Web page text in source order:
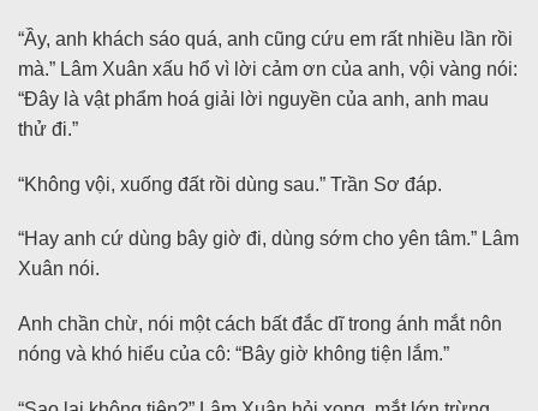
“Ầy, anh khách sáo quá, anh cũng cứu em rất nhiều lần rồi
mà.” Lâm Xuân xấu hổ vì lời cảm ơn của anh, vội vàng nói:
“Đây là vật phẩm hoá giải lời nguyền của anh, anh mau
thử đi.”
“Không vội, xuống đất rồi dùng sau.” Trần Sơ đáp.
“Hay anh cứ dùng bây giờ đi, dùng sớm cho yên tâm.” Lâm
Xuân nói.
Anh chần chừ, nói một cách bất đắc dĩ trong ánh mắt nôn
nóng và khó hiểu của cô: “Bây giờ không tiện lắm.”